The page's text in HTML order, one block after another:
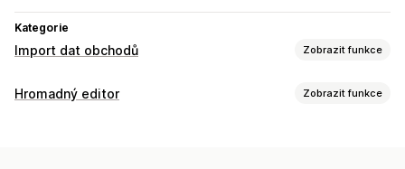
Kategorie
Import dat obchodů Zobrazit funkce
Synchronizace dat
Hromadný editor Zobrazit funkce